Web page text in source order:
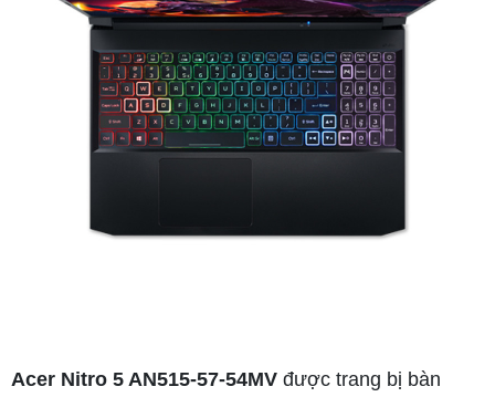
Acer Nitro 5 AN515-57-54MV được trang bị bàn